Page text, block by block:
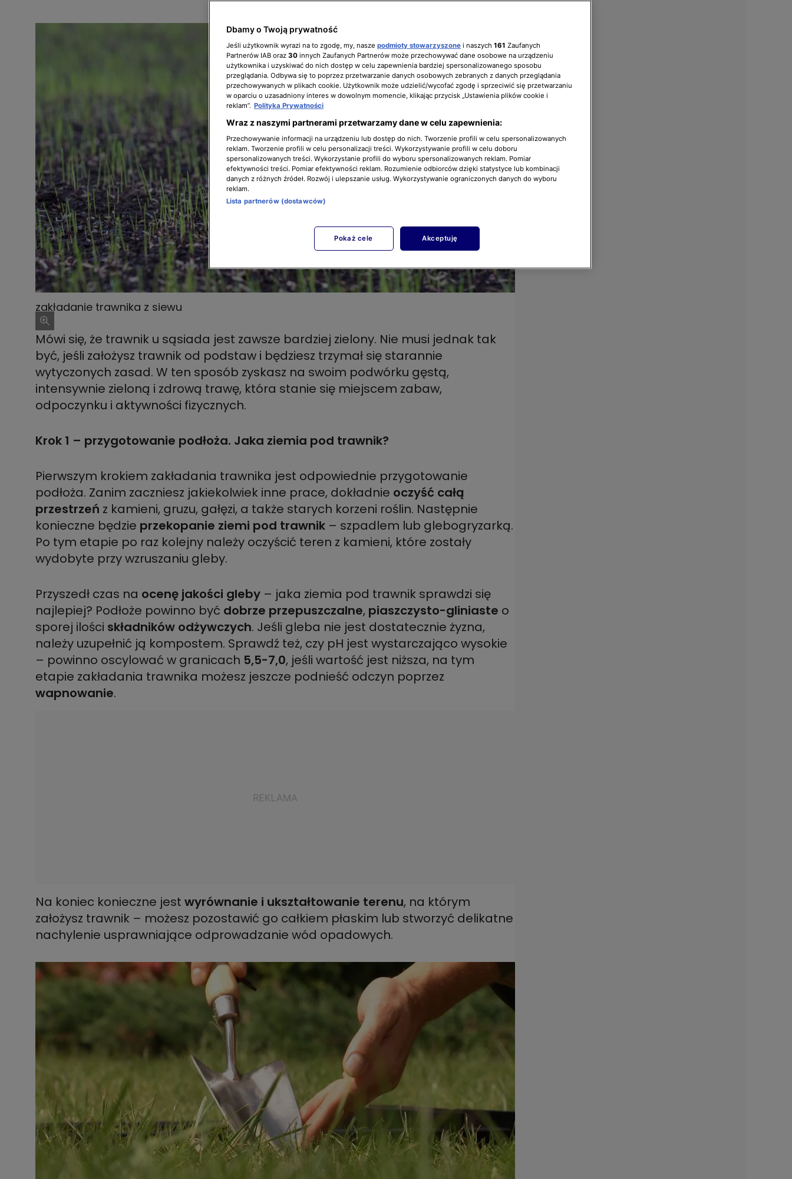
zakładanie trawnika z siewu
Mówi się, że trawnik u sąsiada jest zawsze bardziej zielony. Nie musi jednak tak
być, jeśli założysz trawnik od podstaw i będziesz trzymał się starannie
wytyczonych zasad. W ten sposób zyskasz na swoim podwórku gęstą,
intensywnie zieloną i zdrową trawę, która stanie się miejscem zabaw,
odpoczynku i aktywności fizycznych.
Krok 1 – przygotowanie podłoża. Jaka ziemia pod trawnik?
Pierwszym krokiem zakładania trawnika jest odpowiednie przygotowanie
podłoża. Zanim zaczniesz jakiekolwiek inne prace, dokładnie oczyść całą
przestrzeń z kamieni, gruzu, gałęzi, a także starych korzeni roślin. Następnie
konieczne będzie przekopanie ziemi pod trawnik – szpadlem lub glebogryzarką.
Po tym etapie po raz kolejny należy oczyścić teren z kamieni, które zostały
wydobyte przy wzruszaniu gleby.
Przyszedł czas na ocenę jakości gleby – jaka ziemia pod trawnik sprawdzi się
najlepiej? Podłoże powinno być dobrze przepuszczalne, piaszczysto-gliniaste o
sporej ilości składników odżywczych. Jeśli gleba nie jest dostatecznie żyzna,
należy uzupełnić ją kompostem. Sprawdź też, czy pH jest wystarczająco wysokie
– powinno oscylować w granicach 5,5-7,0, jeśli wartość jest niższa, na tym
etapie zakładania trawnika możesz jeszcze podnieść odczyn poprzez
wapnowanie.
Na koniec konieczne jest wyrównanie i ukształtowanie terenu, na którym
założysz trawnik – możesz pozostawić go całkiem płaskim lub stworzyć delikatne
nachylenie usprawniające odprowadzanie wód opadowych.
Dbamy o Twoją prywatność
Jeśli użytkownik wyrazi na to zgodę, my, nasze podmioty stowarzyszone i naszych 161 Zaufanych
Partnerów IAB oraz 30 innych Zaufanych Partnerów może przechowywać dane osobowe na urządzeniu
użytkownika i uzyskiwać do nich dostęp w celu zapewnienia bardziej spersonalizowanego sposobu
przeglądania. Odbywa się to poprzez przetwarzanie danych osobowych zebranych z danych przeglądania
przechowywanych w plikach cookie. Użytkownik może udzielić/wycofać zgodę i sprzeciwić się przetwarzaniu
w oparciu o uzasadniony interes w dowolnym momencie, klikając przycisk „Ustawienia plików cookie i
reklam”. Polityka Prywatności
Wraz z naszymi partnerami przetwarzamy dane w celu zapewnienia:
Przechowywanie informacji na urządzeniu lub dostęp do nich. Tworzenie profili w celu spersonalizowanych
reklam. Tworzenie profili w celu personalizacji treści. Wykorzystywanie profili w celu doboru
spersonalizowanych treści. Wykorzystanie profili do wyboru spersonalizowanych reklam. Pomiar
efektywności treści. Pomiar efektywności reklam. Rozumienie odbiorców dzięki statystyce lub kombinacji
danych z różnych źródeł. Rozwój i ulepszanie usług. Wykorzystywanie ograniczonych danych do wyboru
reklam.
Lista partnerów (dostawców)
Pokaż cele Akceptuję